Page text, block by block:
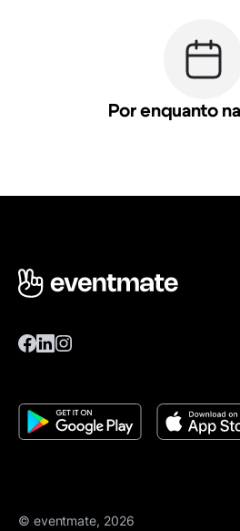
Por enquanto
© eventmate, 2026